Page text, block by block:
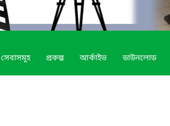
সেবাসমূহ প্রকল্প আর্কাইভ ডাউনলোড